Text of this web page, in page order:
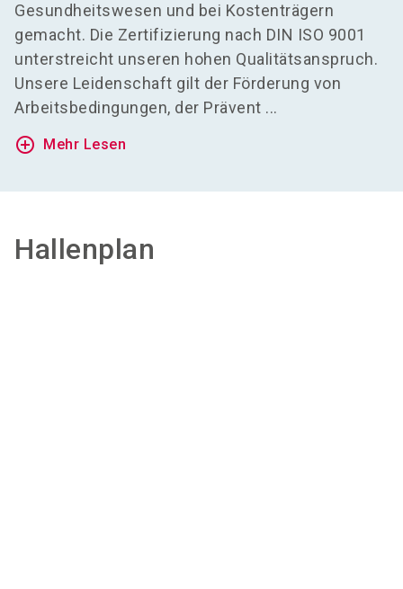
Gesundheitswesen und bei Kostenträgern
gemacht. Die Zertifizierung nach DIN ISO 9001
unterstreicht unseren hohen Qualitätsanspruch.
Unsere Leidenschaft gilt der Förderung von
Arbeitsbedingungen, der Prävent ...
add_circle_outline Mehr Lesen
Hallenplan